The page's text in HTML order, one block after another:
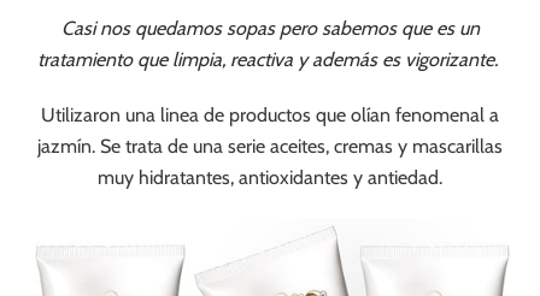
Casi nos quedamos sopas pero sabemos que es un
tratamiento que limpia, reactiva y además es vigorizante.
Utilizaron una linea de productos que olían fenomenal a
jazmín. Se trata de una serie aceites, cremas y mascarillas
muy hidratantes, antioxidantes y antiedad.